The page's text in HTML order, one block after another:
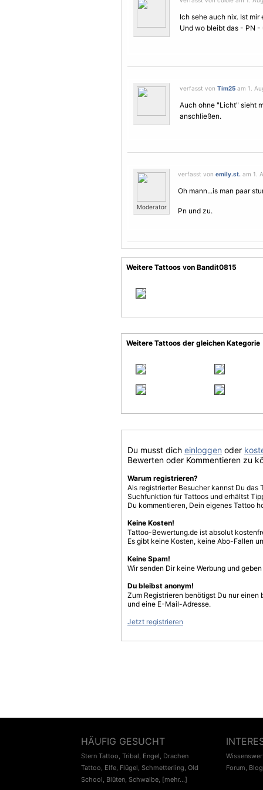
Ich sehe auch nix. Ist
Und wo bleibt das - PN -
verfasst von Tim25 am 1.
Auch ohne "Licht" sieht
anschließen.
Moderator
verfasst von emily.st. am 1.
Oh mann...is man paar
Pn und zu.
Weitere Tattoos von Bandit0815
Weitere Tattoos der gleichen Kategorie
Du musst dich einloggen oder
Bewerten oder Kommentieren zu
Warum registrieren?
Als registrierter Besucher kannst Du
Suchfunktion für Tattoos und erhältst
Du kommentieren, Dein eigenes Tattoo
Keine Kosten!
Tattoo-Bewertung.de ist absolut
Es gibt keine Kosten, keine Abo-Fallen
Keine Spam!
Wir senden Dir keine Werbung und
Du bleibst anonym!
Zum Registrieren benötigst Du nur einen
und eine E-Mail-Adresse.
Jetzt registrieren
HÄUFIG GESUCHT
Stern Tattoo, Tribal, Engel, Drachen
Tattoo, Elfe, Flügel, Schmetterling, Old
School, Blüten, Schwalbe, [mehr...]
Forum, Blog